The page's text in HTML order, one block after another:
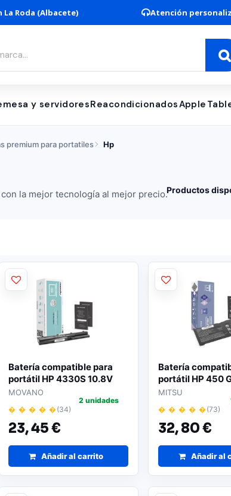
Roda (Albacete) Atención
y servidoresReacondicionadosApple
premium para portatiles Hp
la mejor tecnología al mejor precio.Productos
Batería compatible para
portátil HP 4330S 10.8V
4400 mAh Movano
MOVANO
� � � � �(34)
23,45 €
2 unidades
Añadir al carrito
Batería
portátil HP 450
4210mAh Mitsu
MITSU
� � � � �(73)
32,80 €
Añadir al